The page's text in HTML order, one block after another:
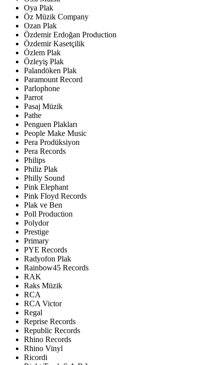
Oya Plak
Öz Müzik Company
Ozan Plak
Özdemir Erdoğan Production
Özdemir Kasetçilik
Özlem Plak
Özleyiş Plak
Palandöken Plak
Paramount Record
Parlophone
Parrot
Pasaj Müzik
Pathe
Penguen Plakları
People Make Music
Pera Prodüksiyon
Pera Records
Philips
Philiz Plak
Philly Sound
Pink Elephant
Pink Floyd Records
Plak ve Ben
Poll Production
Polydor
Prestige
Primary
PYE Records
Radyofon Plak
Rainbow45 Records
RAK
Raks Müzik
RCA
RCA Victor
Regal
Reprise Records
Republic Records
Rhino Records
Rhino Vinyl
Ricordi